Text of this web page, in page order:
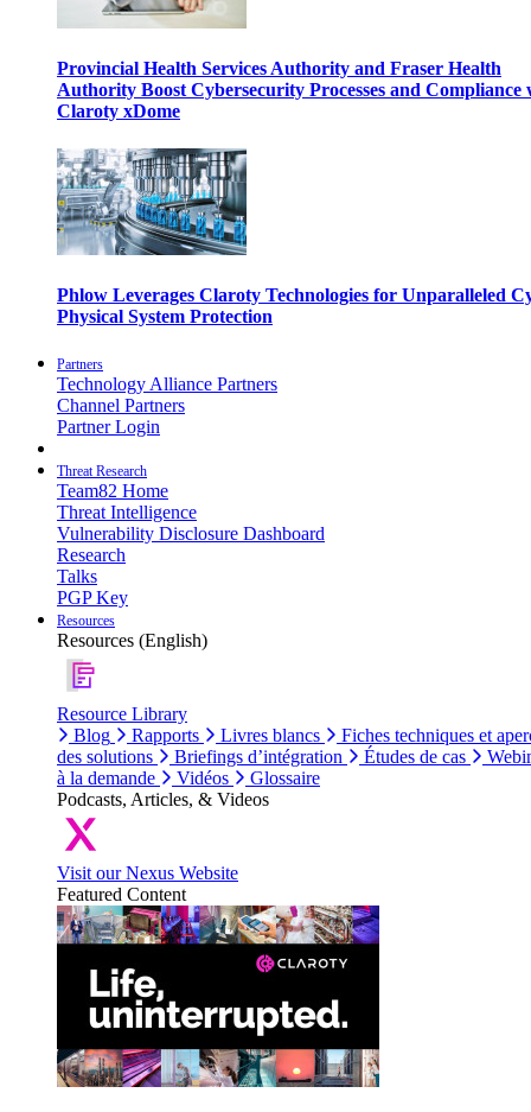
Provincial Health Services Authority and Fraser Health
Authority Boost Cybersecurity Processes and Compliance
Claroty xDome
Phlow Leverages Claroty Technologies for Unparalleled
Physical System Protection
Partners
Technology Alliance Partners
Channel Partners
Partner Login
Threat Research
Team82 Home
Threat Intelligence
Vulnerability Disclosure Dashboard
Research
Talks
PGP Key
Resources
Resources (English)
Resource Library
Blog
Rapports Livres blancs
Fiches techniques et
des solutions
Briefings d’intégration Études de cas
à la demande
Vidéos
Glossaire
Podcasts, Articles, & Videos
Visit our Nexus Website
Featured Content